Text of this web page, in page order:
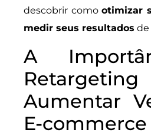
descobrir comootimizar
medir seus resultados de
A
Aumentar
E-commerce